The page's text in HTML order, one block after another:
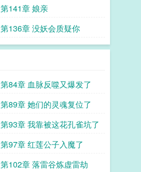
第141章 娘亲
第136章 没妖会质疑你
第84章 血脉反噬又爆发了
第89章 她们的灵魂复位了
第93章 我靠被这花孔雀坑了
第97章 红莲公子入魔了
第102章 落雷谷炼虚雷劫